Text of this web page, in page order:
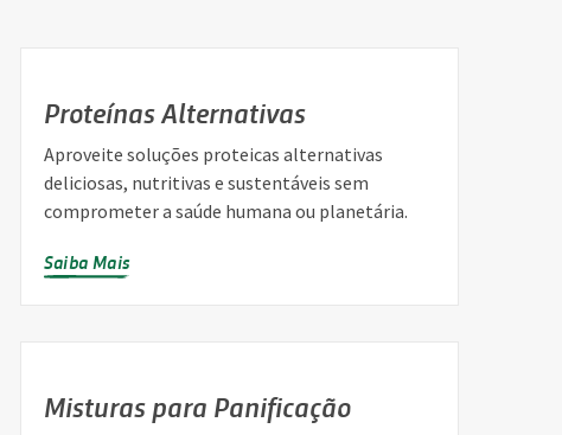
Proteínas Alternativas
Aproveite soluções proteicas alternativas
deliciosas, nutritivas e sustentáveis sem
comprometer a saúde humana ou planetária.
Saiba Mais
Misturas para Panificação